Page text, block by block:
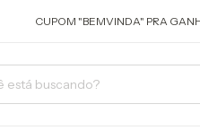
"BEMVINDA" PRA GANHAR 10%